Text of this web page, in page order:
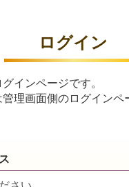
ログイン
インページです。
理画面側のログインペ